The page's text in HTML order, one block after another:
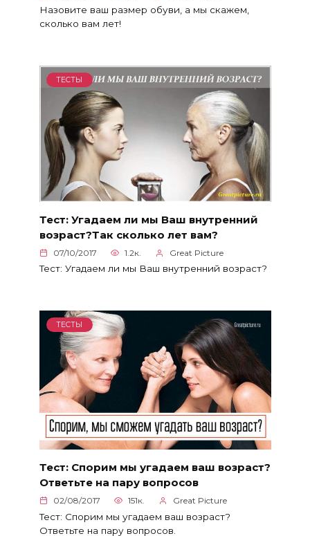
Назовите ваш размер обуви, а мы скажем,
сколько вам лет!
ТЕСТЫ
Тест: Угадаем ли мы Ваш внутренний
возраст?Так сколько лет вам?
07/10/2017 1.2к. Great Picture
Тест: Угадаем ли мы Ваш внутренний возраст?
ТЕСТЫ
Тест: Спорим мы угадаем ваш возраст?
Ответьте на пару вопросов
02/08/2017 151к. Great Picture
Тест: Спорим мы угадаем ваш возраст?
Ответьте на пару вопросов.